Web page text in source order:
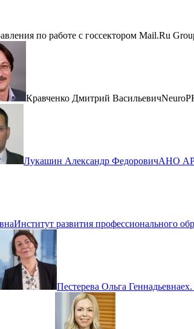
по работе с госсектором Mail.Ru
Кравченко Дмитрий Васильевич
Лукашин Александр ФедоровичАНО
Институт развития профессионального
Пестерева Ольга Геннадьевнаex.